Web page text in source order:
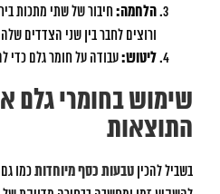
הלחמה:חיבור של שתי מתכות
ורוצים לחבר בין שני הצדדים
ליטוש:עבודה על חומר גלם כדי
שימוש בחומרי גלם
התוצאות
בשביל להכין טבעות כסף מיוחדותכמו